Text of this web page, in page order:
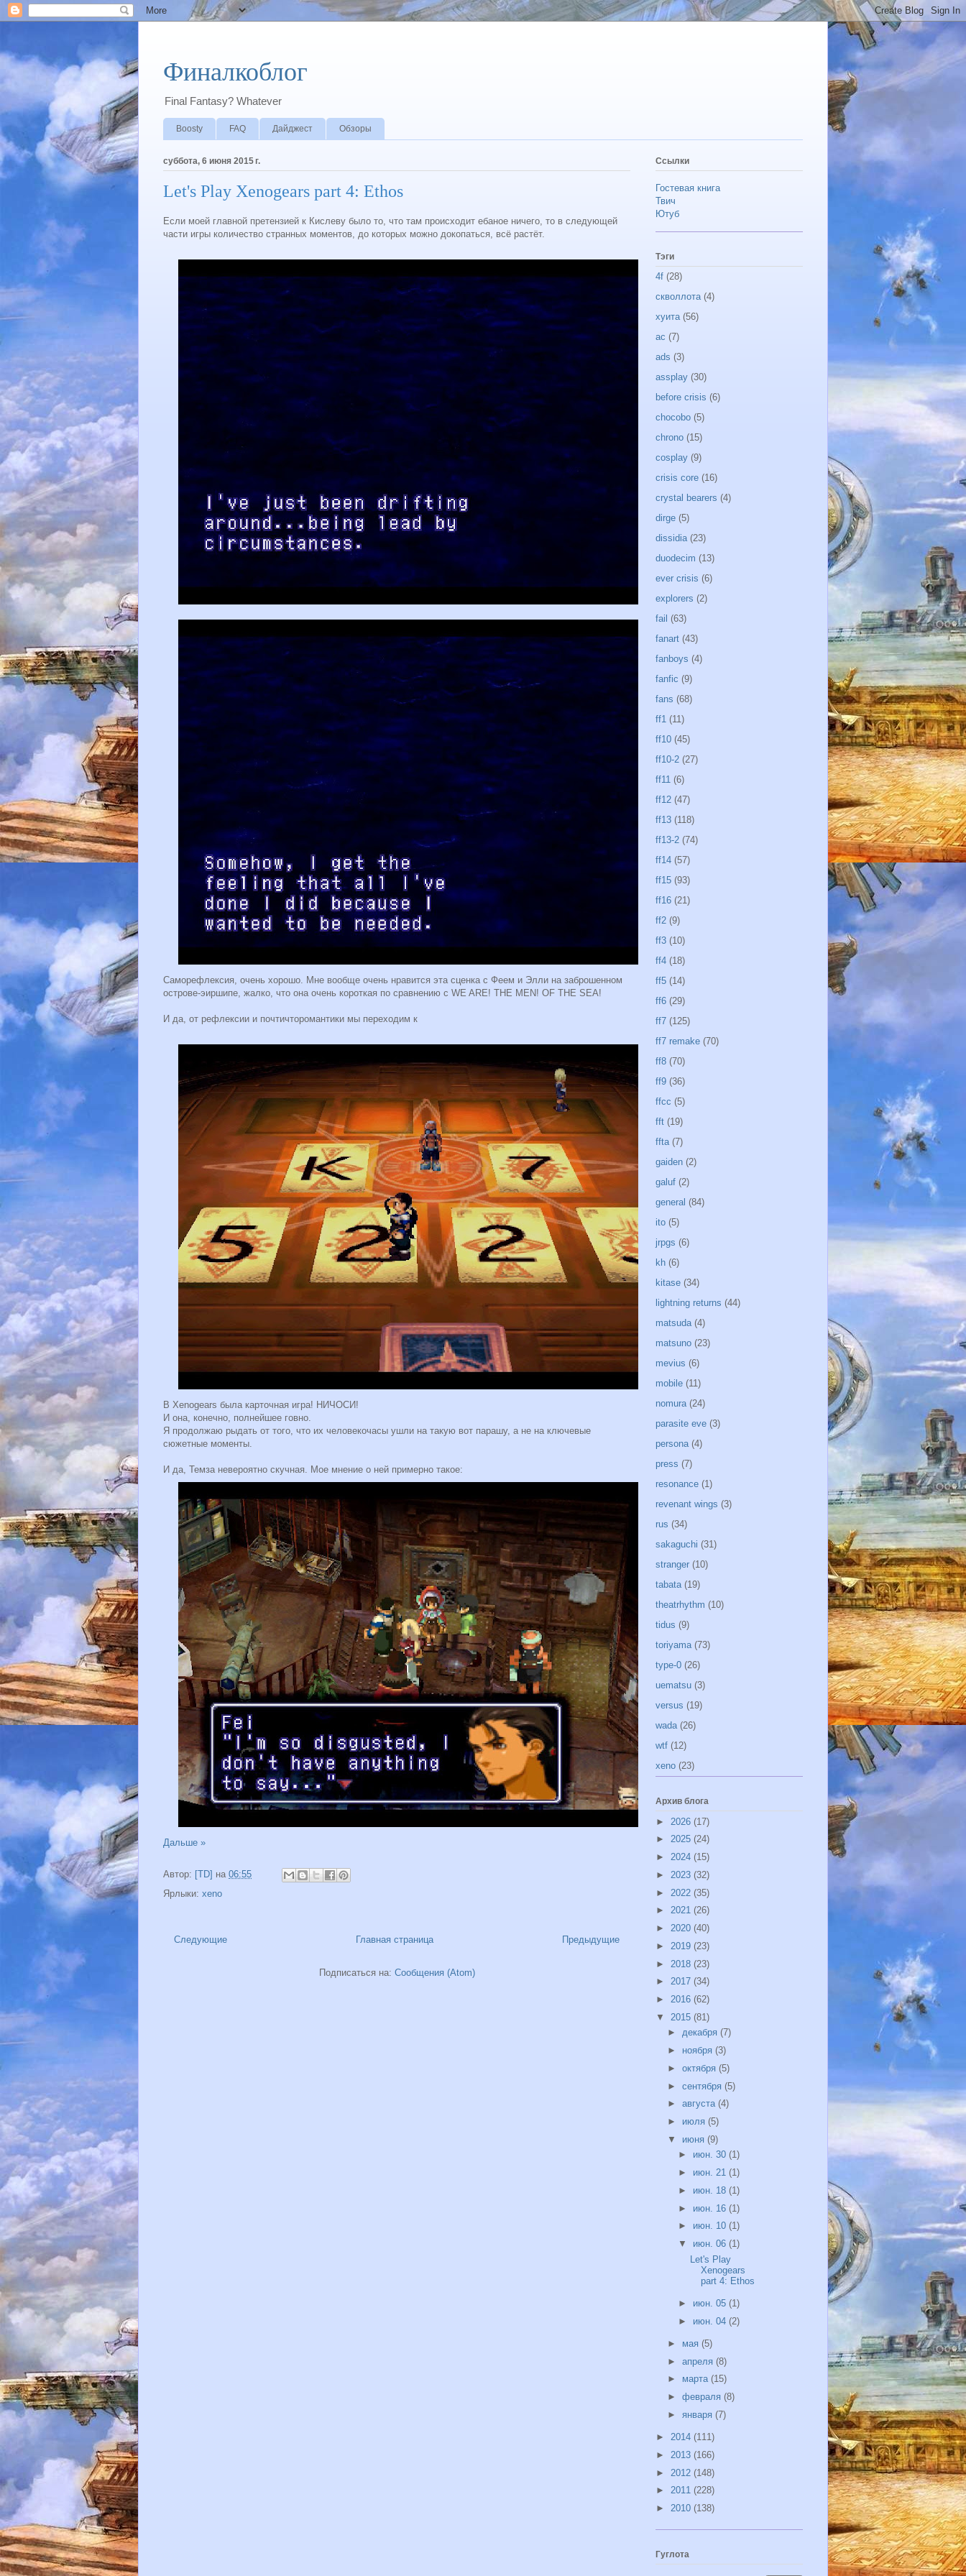
Финалкоблог
Final Fantasy? Whatever
Boosty FAQ Дайджест Обзоры
суббота, 6 июня 2015 г.
Let's Play Xenogears part 4: Ethos
Если моей главной претензией к Кислеву было то, что там происходит ебаное ничего, то в следующей
части игры количество странных моментов, до которых можно докопаться, всё растёт.
Саморефлексия, очень хорошо. Мне вообще очень нравится эта сценка с Феем и Элли на заброшенном
острове-эиршипе, жалко, что она очень короткая по сравнению с WE ARE! THE MEN! OF THE SEA!
И да, от рефлексии и почтичторомантики мы переходим к
В Xenogears была карточная игра! НИЧОСИ!
И она, конечно, полнейшее говно.
Я продолжаю рыдать от того, что их человекочасы ушли на такую вот парашу, а не на ключевые
сюжетные моменты.
И да, Темза невероятно скучная. Мое мнение о ней примерно такое:
Дальше »
Автор: [TD] на 06:55
Ярлыки: xeno
Следующие Предыдущие
Главная страница
Подписаться на: Сообщения (Atom)
Ссылки
Гостевая книга
Твич
Ютуб
Тэги
4f (28)
скволлота (4)
хуита (56)
ac (7)
ads (3)
assplay (30)
before crisis (6)
chocobo (5)
chrono (15)
cosplay (9)
crisis core (16)
crystal bearers (4)
dirge (5)
dissidia (23)
duodecim (13)
ever crisis (6)
explorers (2)
fail (63)
fanart (43)
fanboys (4)
fanfic (9)
fans (68)
ff1 (11)
ff10 (45)
ff10-2 (27)
ff11 (6)
ff12 (47)
ff13 (118)
ff13-2 (74)
ff14 (57)
ff15 (93)
ff16 (21)
ff2 (9)
ff3 (10)
ff4 (18)
ff5 (14)
ff6 (29)
ff7 (125)
ff7 remake (70)
ff8 (70)
ff9 (36)
ffcc (5)
fft (19)
ffta (7)
gaiden (2)
galuf (2)
general (84)
ito (5)
jrpgs (6)
kh (6)
kitase (34)
lightning returns (44)
matsuda (4)
matsuno (23)
mevius (6)
mobile (11)
nomura (24)
parasite eve (3)
persona (4)
press (7)
resonance (1)
revenant wings (3)
rus (34)
sakaguchi (31)
stranger (10)
tabata (19)
theatrhythm (10)
tidus (9)
toriyama (73)
type-0 (26)
uematsu (3)
versus (19)
wada (26)
wtf (12)
xeno (23)
Архив блога
► 2026 (17)
► 2025 (24)
► 2024 (15)
► 2023 (32)
► 2022 (35)
► 2021 (26)
► 2020 (40)
► 2019 (23)
► 2018 (23)
► 2017 (34)
► 2016 (62)
▼ 2015 (81)
► декабря (7)
► ноября (3)
► октября (5)
► сентября (5)
► августа (4)
► июля (5)
▼ июня (9)
► июн. 30(1)
► июн. 21(1)
► июн. 18(1)
► июн. 16(1)
► июн. 10(1)
▼ июн. 06(1)
Let's Play
Xenogears
part 4: Ethos
► июн. 05(1)
► июн. 04(2)
► мая (5)
► апреля (8)
► марта (15)
► февраля (8)
► января (7)
► 2014 (111)
► 2013 (166)
► 2012 (148)
► 2011 (228)
► 2010 (138)
Гуглота